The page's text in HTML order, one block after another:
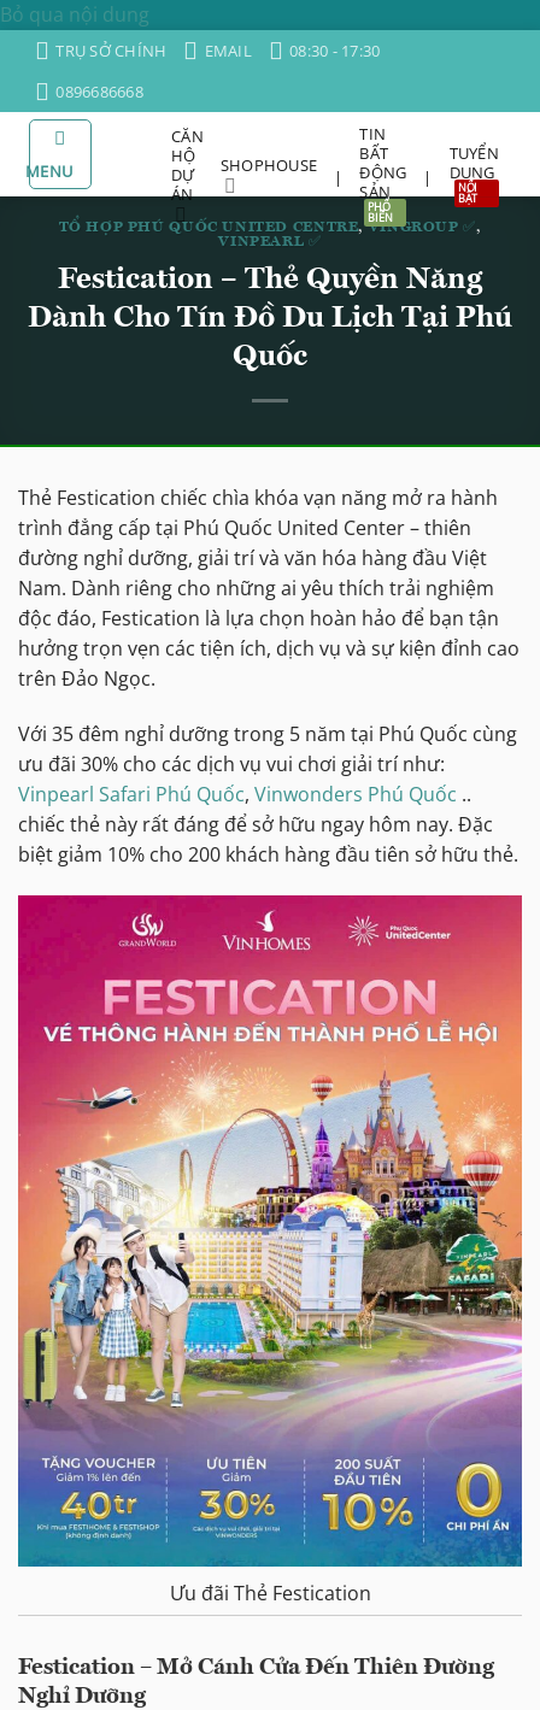
Bỏ qua nội dung
TRỤ SỞ CHÍNH EMAIL
08:30 - 17:30
0896686668
MENU
CĂN
HỘ
DỰ
ÁN
SHOPHOUSE
|
TIN
BẤT
ĐỘNG
SẢN
|
TUYỂN
DỤNG
TỔ HỢP PHÚ QUỐC UNITED CENTRE,VINGROUP ✅,
VINPEARL ✅
Festication – Thẻ Quyền Năng
Dành Cho Tín Đồ Du Lịch Tại Phú
Quốc
Thẻ Festication chiếc chìa khóa vạn năng mở ra hành
trình đẳng cấp tại Phú Quốc United Center – thiên
đường nghỉ dưỡng, giải trí và văn hóa hàng đầu Việt
Nam. Dành riêng cho những ai yêu thích trải nghiệm
độc đáo, Festication là lựa chọn hoàn hảo để bạn tận
hưởng trọn vẹn các tiện ích, dịch vụ và sự kiện đỉnh cao
trên Đảo Ngọc.
Với 35 đêm nghỉ dưỡng trong 5 năm tại Phú Quốc cùng
ưu đãi 30% cho các dịch vụ vui chơi giải trí như:
Vinpearl Safari Phú Quốc, Vinwonders Phú Quốc ..
chiếc thẻ này rất đáng để sở hữu ngay hôm nay. Đặc
biệt giảm 10% cho 200 khách hàng đầu tiên sở hữu thẻ.
Ưu đãi Thẻ Festication
Festication – Mở Cánh Cửa Đến Thiên Đường
Nghỉ Dưỡng